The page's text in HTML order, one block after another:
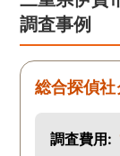
さり、よく
かり注意し
した。本
す。また
願いしま
調査事例
総合探偵
調査費用: